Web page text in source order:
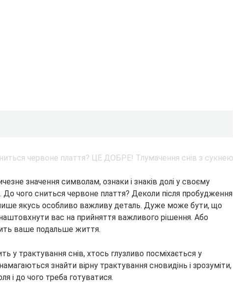
значення символам, ознаки і знаків долі у своєму
До чого сниться червоне плаття? Деколи після пробудження
якусь особливо важливу деталь. Дуже може бути, що
вас на прийняття важливого рішення. Або
ваше подальше життя.
у трактування снів, хтось глузливо посміхається у
знайти вірну трактування сновидінь і зрозуміти,
і до чого треба готуватися.